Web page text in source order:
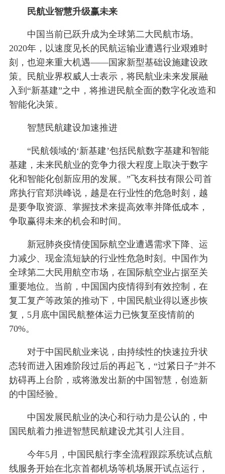
民航业智慧升级赢未来
中国当前已跃升成为全球第二大民航市场。
2020年，以速度见长的民航运输业遭遇行业艰难时
刻，也迎来重大机遇——国家新型基础设施建设政
策。民航业界权威人士表示，将民航业未来发展融
入到“新基建”之中，将推进民航全面的数字化改造和
智能化决策。
智慧民航建设加速推进
“民航领域的‘新基建’包括民航数字基建和智能
基建，未来民航业的竞争力很大程度上取决于数字
化和智能化创新应用的发展。”飞友科技有限公司首
席执行官郑洪峰说，越是在行业性的危急时刻，越
是要争取资源、掌握技术来提高效率并降低成本，
争取赢得未来的机会和时间。
新冠肺炎疫情使国际航空业遭遇需求下降、运
力减少、现金流短缺的行业性危急时刻。中国作为
全球第二大民用航空市场，在国际航空业占据至关
重要地位。当前，中国国内疫情得到有效控制，在
复工复产等政策的推动下，中国民航业得以逐步恢
复，5月底中国民航整体运力已恢复至疫情前的
70%。
对于中国民航业来说，由持续性的快速拉升状
态转而进入困难阶段过后的再起飞，“过紧日子”并不
妨碍再上台阶，或将激发出新的中国智慧，创造新
的中国经验。
中国发展民航业的决心和行动力是公认的，中
国民航着力推进智慧民航建设尤其引人注目。
今年5月，中国民航行李全流程跟踪系统试点航
线服务开始在北京首都机场等机场展开试点运行，